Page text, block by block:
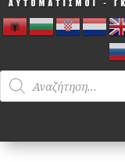
Products
search